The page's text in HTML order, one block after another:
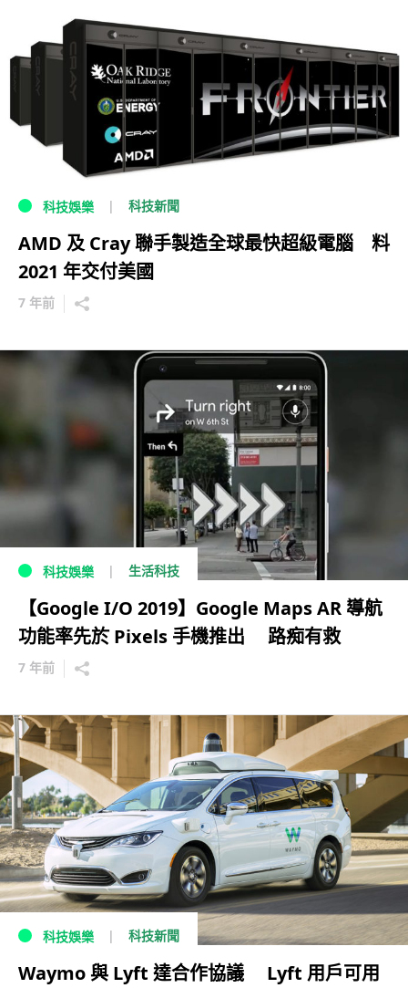
科技娛樂 科技新聞
AMD 及 Cray 聯手製造全球最快超級電腦 料
2021 年交付美國
7 年前
科技娛樂 生活科技
【Google I/O 2019】Google Maps AR 導航
功能率先於 Pixels 手機推出 路痴有救
7 年前
科技娛樂 科技新聞
Waymo 與 Lyft 達合作協議 Lyft 用戶可用